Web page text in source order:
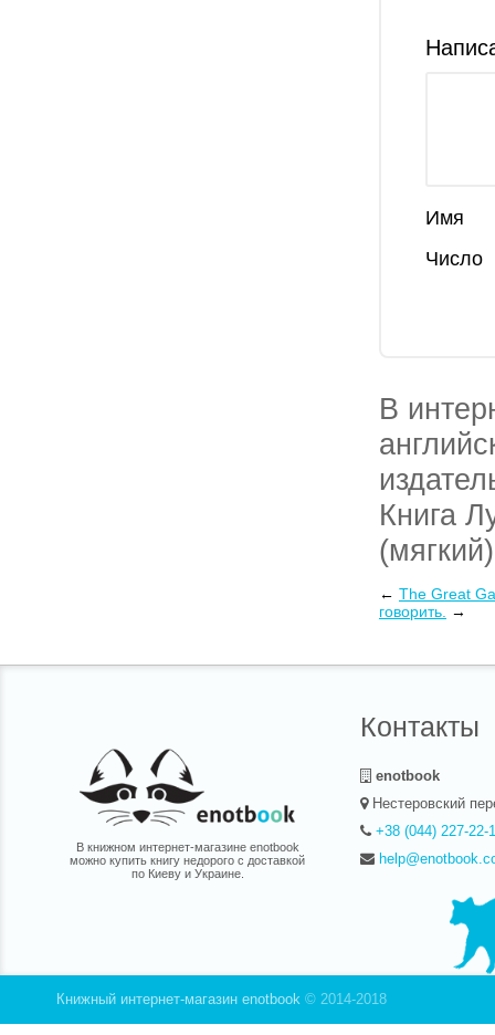
Имя
Число
В
Книга
книги
← The Great
говорить.
→
В книжном интернет-магазине enotbook
можно купить книгу недорого с доставкой
по Киеву и Украине.
Контакты
enotbook
Нестеровский
+38 (044) 227-22-
Книжный интернет-магазин enotbook © 2014-2018